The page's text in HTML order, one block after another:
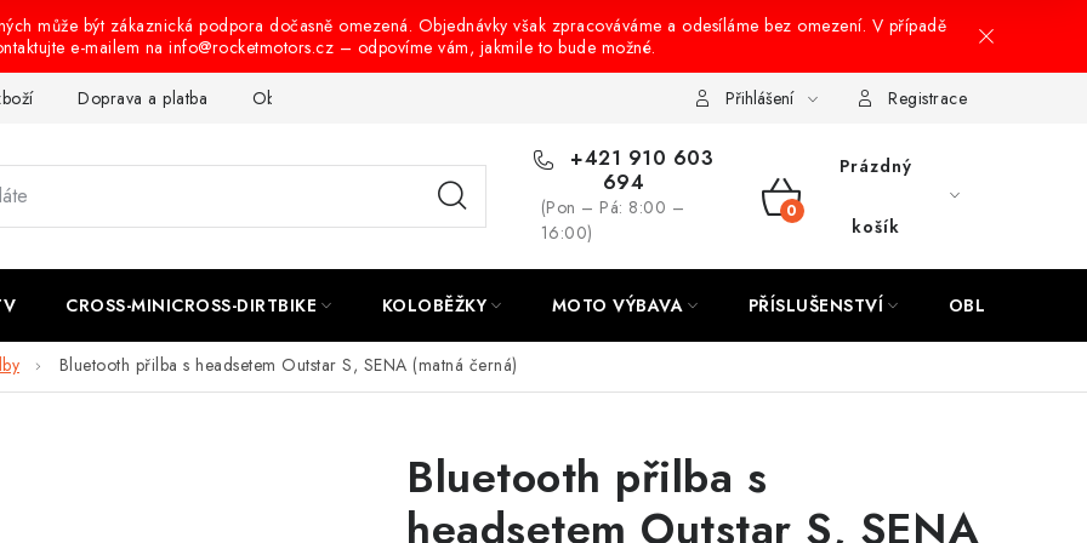
může být zákaznická podpora dočasně omezená. Objednávky však zpracováváme a odesíláme bez omezení. V případě
e-mailem na info@rocketmotors.cz – odpovíme vám, jakmile to bude možné.
Doprava a platba Obchodní podmínky Podmínky ochrany osobních údajů Návody na montáž
Přihlášení Registrace
+421 910 603
694
(Pon – Pá: 8:00 –
16:00)
NÁKUPNÍ
Prázdný
košík
CROSS-MINICROSS-DIRTBIKE KOLOBĚŽKY MOTO VÝBAVA PŘÍSLUŠENSTVÍ OBLEČENÍ
Bluetooth přilba s headsetem Outstar S, SENA (matná černá)
Bluetooth přilba s
headsetem Outstar S, SENA